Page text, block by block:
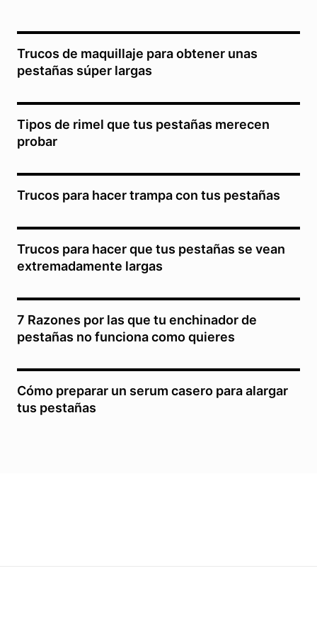
Trucos de maquillaje para obtener unas
pestañas súper largas
Tipos de rimel que tus pestañas merecen
probar
Trucos para hacer trampa con tus pestañas
Trucos para hacer que tus pestañas se vean
extremadamente largas
7 Razones por las que tu enchinador de
pestañas no funciona como quieres
Cómo preparar un serum casero para alargar
tus pestañas